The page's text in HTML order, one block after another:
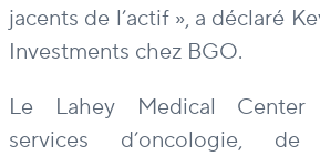
jacents de l’actif », a déclaré
Investments chez BGO.
Le Lahey Medical Center
services d’oncologie,